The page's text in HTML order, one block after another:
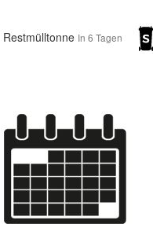
Restmülltonne In 6 Tagen